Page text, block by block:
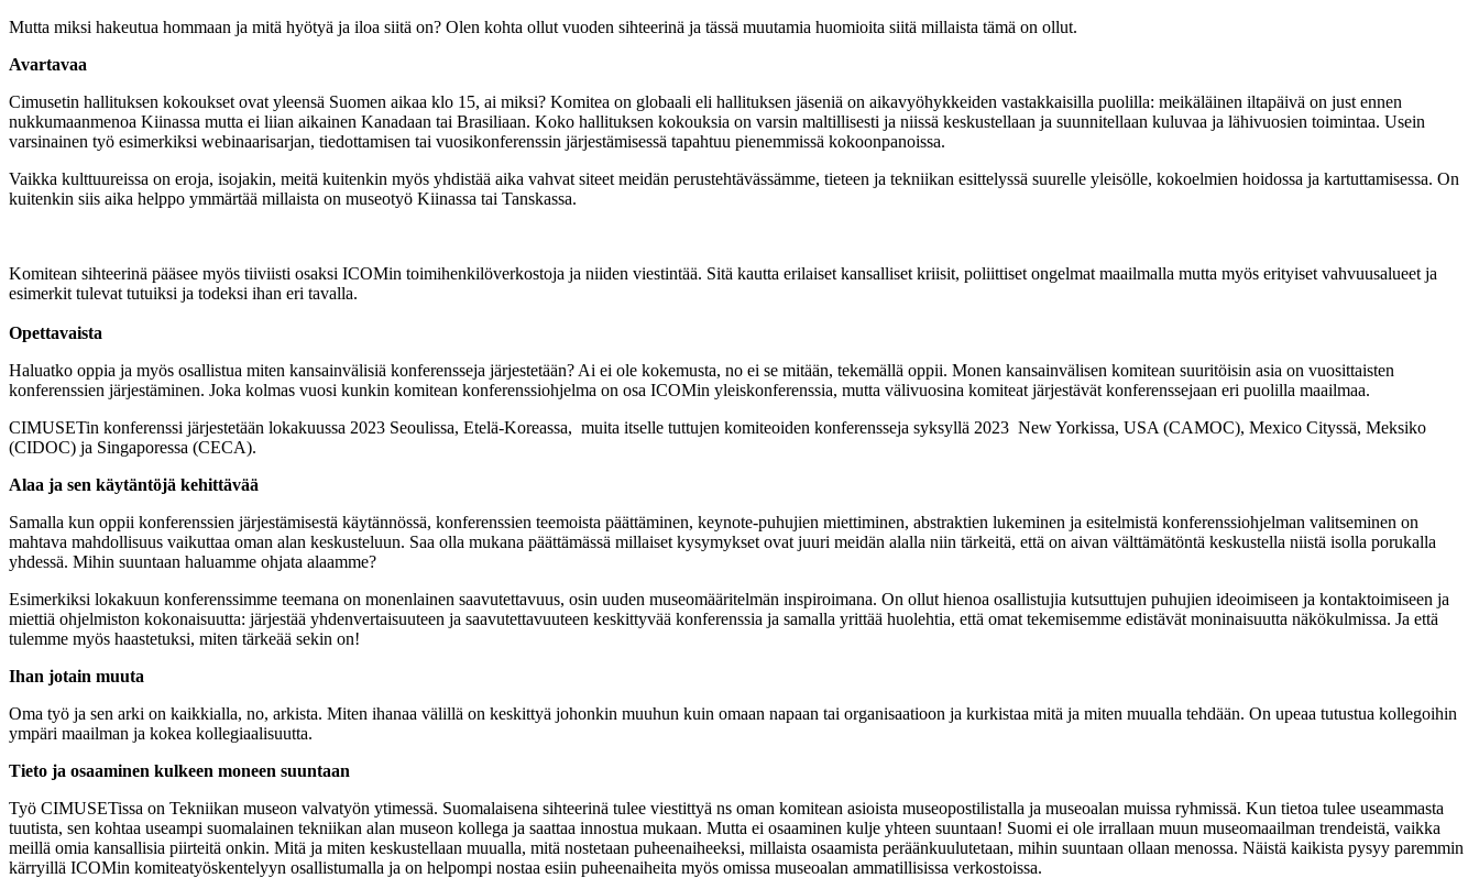
Mutta miksi hakeutua hommaan ja mitä hyötyä ja iloa siitä on? Olen kohta ollut vuoden sihteerinä ja tässä muutamia huomioita siitä millaista tämä on ollut.
Avartavaa
Cimusetin hallituksen kokoukset ovat yleensä Suomen aikaa klo 15, ai miksi? Komitea on globaali eli hallituksen jäseniä on aikavyöhykkeiden vastakkaisilla puolilla: meikäläinen iltapäivä on just ennen
nukkumaanmenoa Kiinassa mutta ei liian aikainen Kanadaan tai Brasiliaan. Koko hallituksen kokouksia on varsin maltillisesti ja niissä keskustellaan ja suunnitellaan kuluvaa ja lähivuosien toimintaa. Usein
varsinainen työ esimerkiksi webinaarisarjan, tiedottamisen tai vuosikonferenssin järjestämisessä tapahtuu pienemmissä kokoonpanoissa.
Vaikka kulttuureissa on eroja, isojakin, meitä kuitenkin myös yhdistää aika vahvat siteet meidän perustehtävässämme, tieteen ja tekniikan esittelyssä suurelle yleisölle, kokoelmien hoidossa ja kartuttamisessa. On
kuitenkin siis aika helppo ymmärtää millaista on museotyö Kiinassa tai Tanskassa.
Komitean sihteerinä pääsee myös tiiviisti osaksi ICOMin toimihenkilöverkostoja ja niiden viestintää. Sitä kautta erilaiset kansalliset kriisit, poliittiset ongelmat maailmalla mutta myös erityiset vahvuusalueet ja
esimerkit tulevat tutuiksi ja todeksi ihan eri tavalla.
Opettavaista
Haluatko oppia ja myös osallistua miten kansainvälisiä konferensseja järjestetään? Ai ei ole kokemusta, no ei se mitään, tekemällä oppii. Monen kansainvälisen komitean suuritöisin asia on vuosittaisten
konferenssien järjestäminen. Joka kolmas vuosi kunkin komitean konferenssiohjelma on osa ICOMin yleiskonferenssia, mutta välivuosina komiteat järjestävät konferenssejaan eri puolilla maailmaa.
CIMUSETin konferenssi järjestetään lokakuussa 2023 Seoulissa, Etelä-Koreassa, muita itselle tuttujen komiteoiden konferensseja syksyllä 2023 New Yorkissa, USA (CAMOC), Mexico Cityssä, Meksiko
(CIDOC) ja Singaporessa (CECA).
Alaa ja sen käytäntöjä kehittävää
Samalla kun oppii konferenssien järjestämisestä käytännössä, konferenssien teemoista päättäminen, keynote-puhujien miettiminen, abstraktien lukeminen ja esitelmistä konferenssiohjelman valitseminen on
mahtava mahdollisuus vaikuttaa oman alan keskusteluun. Saa olla mukana päättämässä millaiset kysymykset ovat juuri meidän alalla niin tärkeitä, että on aivan välttämätöntä keskustella niistä isolla porukalla
yhdessä. Mihin suuntaan haluamme ohjata alaamme?
Esimerkiksi lokakuun konferenssimme teemana on monenlainen saavutettavuus, osin uuden museomääritelmän inspiroimana. On ollut hienoa osallistujia kutsuttujen puhujien ideoimiseen ja kontaktoimiseen ja
miettiä ohjelmiston kokonaisuutta: järjestää yhdenvertaisuuteen ja saavutettavuuteen keskittyvää konferenssia ja samalla yrittää huolehtia, että omat tekemisemme edistävät moninaisuutta näkökulmissa. Ja että
tulemme myös haastetuksi, miten tärkeää sekin on!
Ihan jotain muuta
Oma työ ja sen arki on kaikkialla, no, arkista. Miten ihanaa välillä on keskittyä johonkin muuhun kuin omaan napaan tai organisaatioon ja kurkistaa mitä ja miten muualla tehdään. On upeaa tutustua kollegoihin
ympäri maailman ja kokea kollegiaalisuutta.
Tieto ja osaaminen kulkeen moneen suuntaan
Työ CIMUSETissa on Tekniikan museon valvatyön ytimessä. Suomalaisena sihteerinä tulee viestittyä ns oman komitean asioista museopostilistalla ja museoalan muissa ryhmissä. Kun tietoa tulee useammasta
tuutista, sen kohtaa useampi suomalainen tekniikan alan museon kollega ja saattaa innostua mukaan. Mutta ei osaaminen kulje yhteen suuntaan! Suomi ei ole irrallaan muun museomaailman trendeistä, vaikka
meillä omia kansallisia piirteitä onkin. Mitä ja miten keskustellaan muualla, mitä nostetaan puheenaiheeksi, millaista osaamista peräänkuulutetaan, mihin suuntaan ollaan menossa. Näistä kaikista pysyy paremmin
kärryillä ICOMin komiteatyöskentelyyn osallistumalla ja on helpompi nostaa esiin puheenaiheita myös omissa museoalan ammatillisissa verkostoissa.